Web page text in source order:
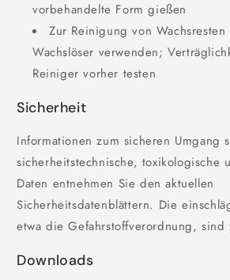
vorbehandelte Form gießen
Zur Reinigung von
Wachslöser verwenden;
Reiniger vorher testen
Sicherheit
Informationen zum sicheren Umgang
sicherheitstechnische, toxikologische
Daten entnehmen Sie den aktuellen
Sicherheitsdatenblättern. Die
etwa die Gefahrstoffverordnung, sind
Downloads